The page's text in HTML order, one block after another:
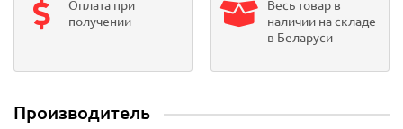
Оплата при
получении
Весь товар в
наличии на складе
в Беларуси
Производитель